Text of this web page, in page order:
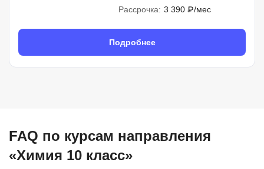
Рассрочка: 3 390 ₽/мес
Подробнее
FAQ по курсам направления
«Химия 10 класс»